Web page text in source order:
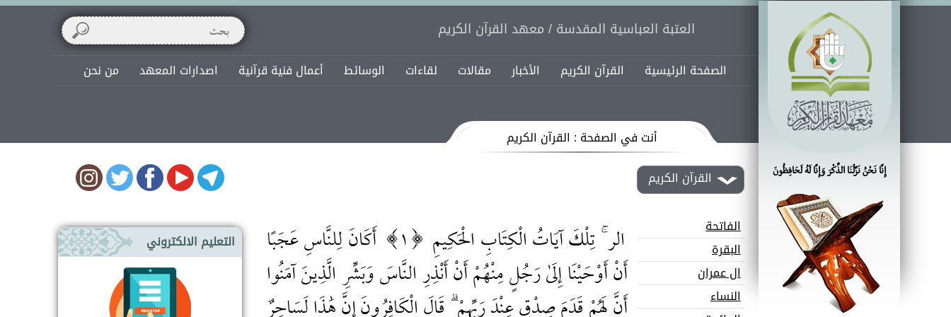
إِنَّا نَحْنُ نَزَّلْنَا الذِّكْرَ وَإِنَّا لَهُ لَحَافِظُونَ
العتبة العباسية المقدسة / معهد القرآن الكريم
الصفحة الرئيسية القرآن الكريم الأخبار مقالات لقاءات الوسائط أعمال فنية قرآنية اصدارات المعهد من نحن
أنت في الصفحة : القرآن الكريم
القرآن الكريم
الفاتحة
البقرة
ال عمران
النساء
الر ۚ تِلْكَ آيَاتُ الْكِتَابِ الْحَكِيمِ 1
أَكَانَ لِلنَّاسِ عَجَبًا
أَنْ أَوْحَيْنَا إِلَىٰ رَجُلٍ مِنْهُمْ أَنْ أَنْذِرِ النَّاسَ وَبَشِّرِ الَّذِينَ آمَنُوا
أَنَّ لَهُمْ قَدَمَ صِدْقٍ عِنْدَ رَبِّهِمْ ۗ قَالَ الْكَافِرُونَ إِنَّ هَٰذَا لَسَاحِرٌ
التعليم الالكتروني